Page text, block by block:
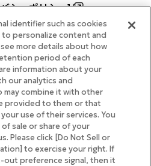
シーポリシー]
公式サイト
identifier such as cookies
personalize content and
more details about how
period of each
information about your
our analytics and
may combine it with other
provided to them or that
use of their services. You
sale or share of your
Please click [Do Not Sell or
to exercise your right. If
preference signal, then it